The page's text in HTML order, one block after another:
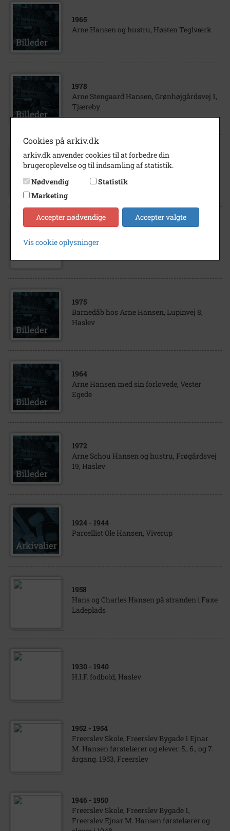
1965
Arne Hansen og hustru, Høsten Teglværk
1978
Arne Stengaard Hansen, Grønhøjgårdsvej 1,
Tjæreby
1951
1945
Haslev FDF ved afsløringen af mindesten
1975
Barnedåb hos Arne Hansen, Lupinvej 8,
Haslev
1964
Arne Hansen med sin forlovede, Vester
Egede
1972
Arne Schou Hansen og hustru, Frøgårdsvej
19, Haslev
1924 - 1944
Parcellist Ole Hansen, Viverup
1958
Hans og Charles Hansen på stranden i Faxe
Ladeplads
1930 - 1940
H.I.F. fodbold, Haslev
1952 - 1954
Freerslev Skole, Freerslev Bygade 1 Ejnar
M. Hansen førstelærer og elever. 5., 6., og 7.
årgang. 1953, Freerslev
1946 - 1950
Freerslev Skole, Freerslev Bygade 1,
Freerslev Ejnar M. Hansen førstelærer og
Cookies på arkiv.dk
arkiv.dk anvender cookies til at forbedre din
brugeroplevelse og til indsamling af statistik.
Nødvendig
Statistik
Marketing
Accepter nødvendige Accepter valgte
Vis cookie oplysninger